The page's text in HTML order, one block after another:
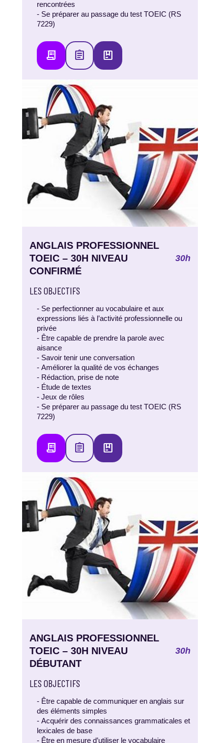
rencontrées
- Se préparer au passage du test TOEIC (RS
7229)
receipt_long assignment package
ANGLAIS PROFESSIONNEL
TOEIC – 30H NIVEAU
CONFIRMÉ
30h
LES OBJECTIFS
- Se perfectionner au vocabulaire et aux
expressions liés à l’activité professionnelle ou
privée
- Être capable de prendre la parole avec
aisance
- Savoir tenir une conversation
- Améliorer la qualité de vos échanges
- Rédaction, prise de note
- Étude de textes
- Jeux de rôles
- Se préparer au passage du test TOEIC (RS
7229)
receipt_long assignment package
ANGLAIS PROFESSIONNEL
TOEIC – 30H NIVEAU
DÉBUTANT
30h
LES OBJECTIFS
- Être capable de communiquer en anglais sur
des éléments simples
- Acquérir des connaissances grammaticales et
lexicales de base
- Être en mesure d’utiliser le vocabulaire